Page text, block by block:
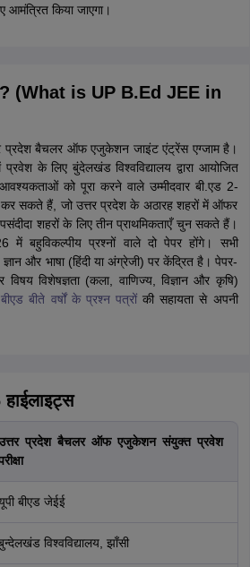
आमंत्रित किया जाएगा।
(What is UP B.Ed JEE in
प्रदेश बैचलर ऑफ एजुकेशन जाइंट एंट्रेंस एग्जाम है।
के लिए बुंदेलखंड विश्वविद्यालय द्वारा आयोजित
को पूरा करने वाले उम्मीदवार बी.एड 2-
कर सकते हैं, जो उत्तर प्रदेश के अठारह शहरों में ऑफर
शहरों के लिए तीन प्राथमिकताएँ चुन सकते हैं।
में बहुविकल्पीय प्रश्नों वाले दो पेपर होंगे। सभी
ज्ञान और भाषा (हिंदी या अंग्रेजी) पर केंद्रित है। पेपर-
विषय विशेषज्ञता (कला, वाणिज्य, विज्ञान और कृषि)
बीते वर्षों के प्रश्न पत्रोंकी सहायता से अपनी
प्रदेश बैचलर ऑफ एजुकेशन संयुक्त प्रवेश
बीएड जेईई
विश्वविद्यालय, झाँसी